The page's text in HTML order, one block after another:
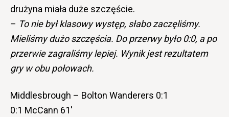
drużyna miała duże szczęście.
– To nie był klasowy występ, słabo zaczęliśmy.
Mieliśmy dużo szczęścia. Do przerwy było 0:0, a po
przerwie zagraliśmy lepiej. Wynik jest rezultatem
gry w obu połowach.
Middlesbrough – Bolton Wanderers 0:1
0:1 McCann 61′